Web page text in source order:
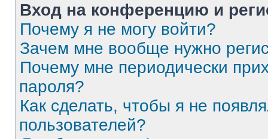
Вход на конференцию и
Почему я не могу войти?
Зачем мне вообще нужно
Почему мне периодически
пароля?
Как сделать, чтобы я не
пользователей?